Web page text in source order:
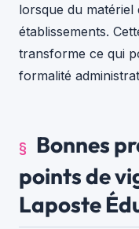
lorsque du
établissements.
transforme ce qui
formalité
Bonnes
points de
Laposte